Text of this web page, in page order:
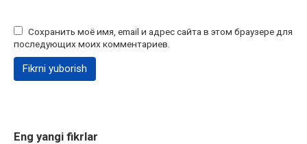
Сохранить моё имя, email и адрес сайта в этом браузере для
последующих моих комментариев.
Eng yangi fikrlar